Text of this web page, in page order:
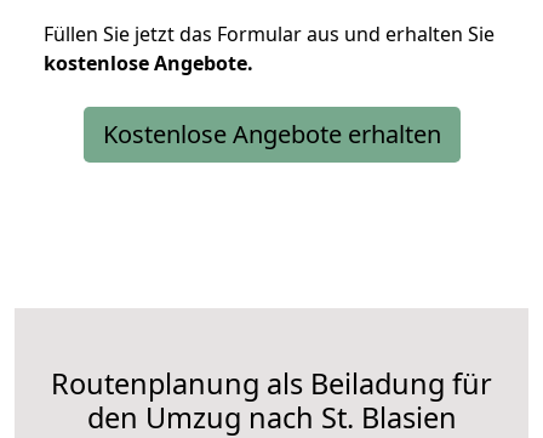
Füllen Sie jetzt das Formular aus und erhalten Sie
kostenloseAngebote.
Kostenlose Angebote erhalten
Routenplanung als Beiladung für
den Umzug nach St. Blasien